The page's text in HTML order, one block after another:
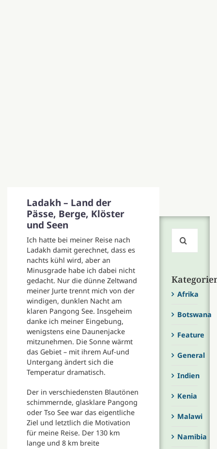
Ladakh – Land der
Pässe, Berge, Klöster
und Seen
Ich hatte bei meiner Reise nach
Ladakh damit gerechnet, dass es
nachts kühl wird, aber an
Minusgrade habe ich dabei nicht
gedacht. Nur die dünne Zeltwand
meiner Jurte trennt mich von der
windigen, dunklen Nacht am
klaren Pangong See. Insgeheim
danke ich meiner Eingebung,
wenigstens eine Daunenjacke
mitzunehmen. Die Sonne wärmt
das Gebiet – mit ihrem Auf-und
Untergang ändert sich die
Temperatur dramatisch.
Der in verschiedensten Blautönen
schimmernde, glasklare Pangong
oder Tso See war das eigentliche
Ziel und letztlich die Motivation
für meine Reise. Der 130 km
lange und 8 km breite
nach:
Afrika
Botswana
Feature
General
Indien
Kenia
Malawi
Namibia